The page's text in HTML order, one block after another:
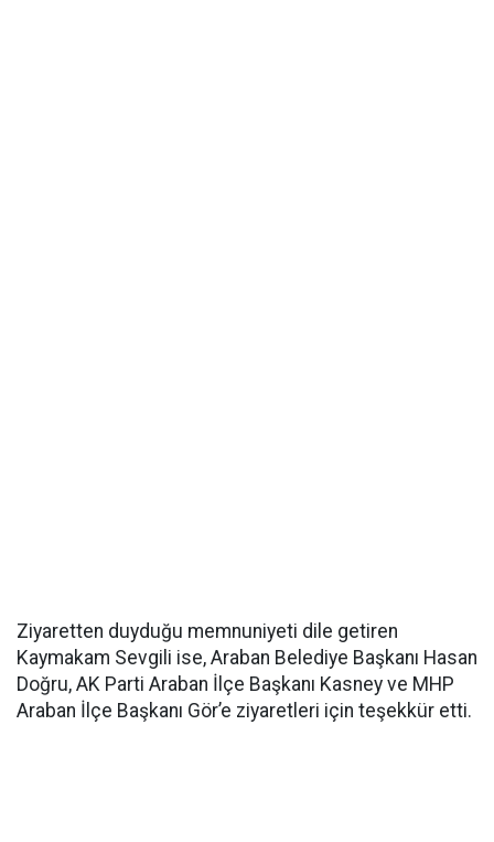
Ziyaretten duyduğu memnuniyeti dile getiren
Kaymakam Sevgili ise, Araban Belediye Başkanı Hasan
Doğru, AK Parti Araban İlçe Başkanı Kasney ve MHP
Araban İlçe Başkanı Gör’e ziyaretleri için teşekkür etti.